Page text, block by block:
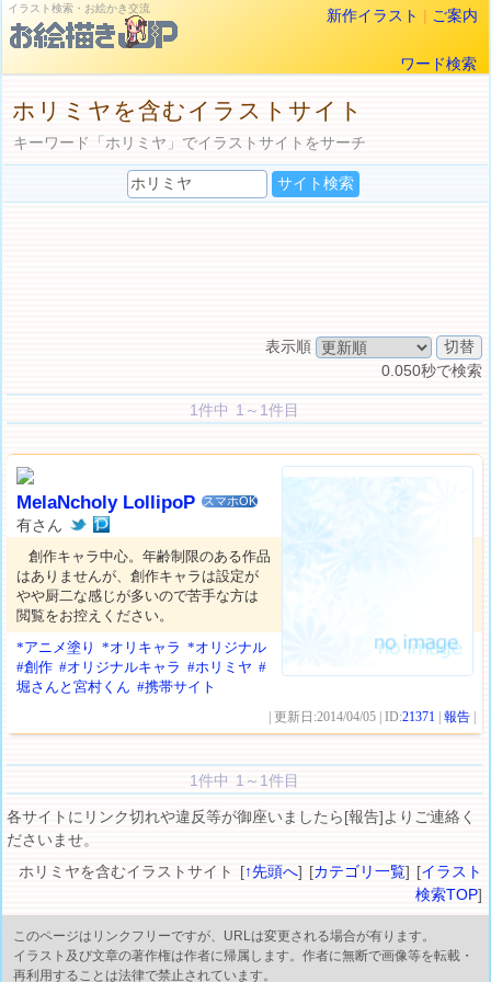
イラスト検索・お絵かき交流 新作イラスト | ご案内
ワード検索
ホリミヤを含むイラストサイト
キーワード「ホリミヤ」でイラストサイトをサーチ
表示順
0.050秒で検索
1件中 1～1件目
MelaNcholy LollipoP スマホOK
有さん
創作キャラ中心。年齢制限のある作品
はありませんが、創作キャラは設定が
やや厨二な感じが多いので苦手な方は
閲覧をお控えください。
*アニメ塗り
*オリキャラ *オリジナル
#創作 #オリジナルキャラ #ホリミヤ #
堀さんと宮村くん #携帯サイト
| 更新日:2014/04/05 | ID:21371 |報告
1件中 1～1件目
各サイトにリンク切れや違反等が御座いましたら[報告]よりご連絡く
ださいませ。
ホリミヤを含むイラストサイト [↑先頭へ] [カテゴリ一覧] [イラスト
検索TOP]
このページはリンクフリーですが、URLは変更される場合が有ります。
イラスト及び文章の著作権は作者に帰属します。作者に無断で画像等を転載・
再利用することは法律で禁止されています。